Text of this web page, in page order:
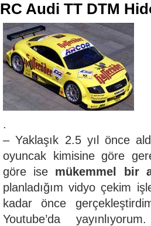
RC Audi TT DTM
.
– Yaklaşık 2.5 yıl önce
oyuncak kimisine göre
göre ise mükemmel bir
planladığım vidyo çekim
kadar önce
Youtube’da